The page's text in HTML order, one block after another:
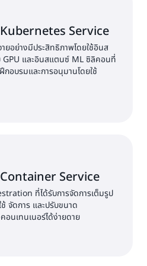
Service
ยอย่างมีประสิทธิภาพโดยใช้อินส
และอินสแตนซ์ ML ซิลิคอนที่
กอบรมและการอนุมานโดยใช้
Service
ที่ได้รับการจัดการเต็มรูป
จัดการ และปรับขนาด
นเทนเนอร์ได้ง่ายดาย